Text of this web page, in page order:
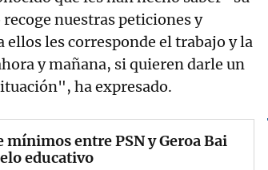
nuestras peticiones y
ellos les corresponde el trabajo y la
y mañana, si quieren darle un
ha expresado.
mínimos entre PSN y Geroa Bai
educativo